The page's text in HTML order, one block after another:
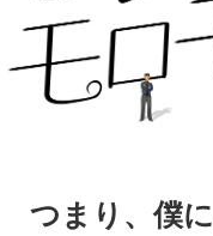
つまり、僕